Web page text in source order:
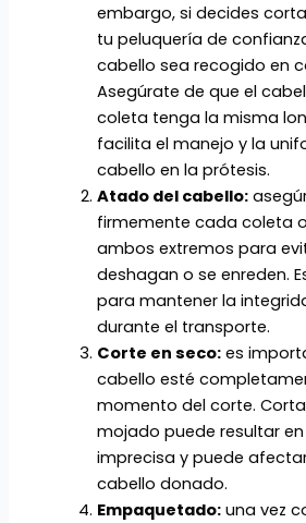
embargo, si decides
tu peluquería de
cabello sea recogido en
Asegúrate de que el
coleta tenga la misma
facilita el manejo y la
cabello en la prótesis.
Atado del cabello:
firmemente cada coleta
ambos extremos para
deshagan o se enreden.
para mantener la
durante el transporte.
Corte en seco:es
cabello esté
momento del corte.
mojado puede resultar
imprecisa y puede
cabello donado.
Empaquetado:una vez